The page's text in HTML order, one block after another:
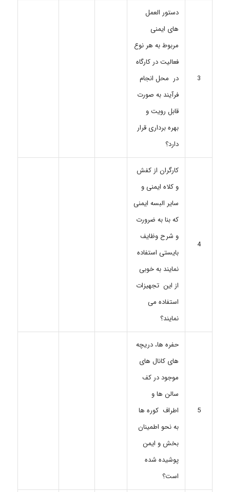
3
دستور العمل
های ایمنی
مربوط به هر نوع
فعالیت در کارگاه
در محل انجام
فرآیند به صورت
قابل رویت و
بهره برداری قرار
دارد؟
4
کارگران از کفش
و کلاه ایمنی و
سایر البسه ایمنی
که بنا به ضرورت
و شرح وظایف
بایستی استفاده
نمایند به خوبی
از این تجهیزات
استفاده می
نمایند؟
5
حفره ها، دریچه
های کانال های
موجود در کف
سالن ها و
اطراف کوره ها
به نحو اطمینان
بخش و ایمن
پوشیده شده
است؟